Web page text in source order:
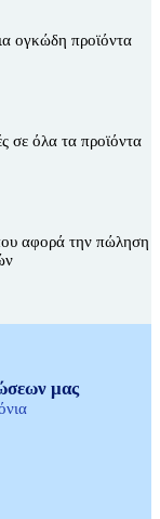
Ύπνου
ογκώδη προϊόντα
σε όλα τα προϊόντα
αφορά την πώληση
μας